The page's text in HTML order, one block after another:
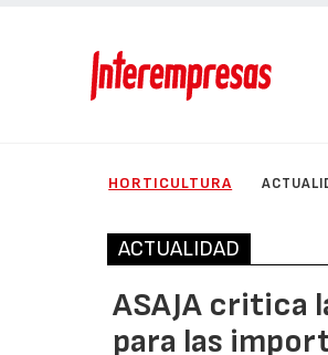
HORTICULTURA
ACTUALIDAD
ASAJA critica
para las